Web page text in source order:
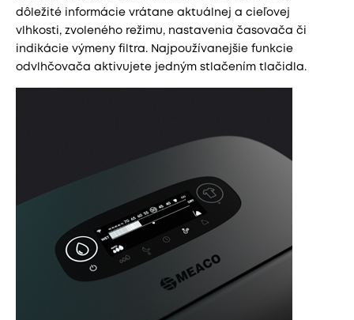
dôležité informácie vrátane aktuálnej a cieľovej
vlhkosti, zvoleného režimu, nastavenia časovača či
indikácie výmeny filtra. Najpoužívanejšie funkcie
odvlhčovača aktivujete jedným stlačením tlačidla.